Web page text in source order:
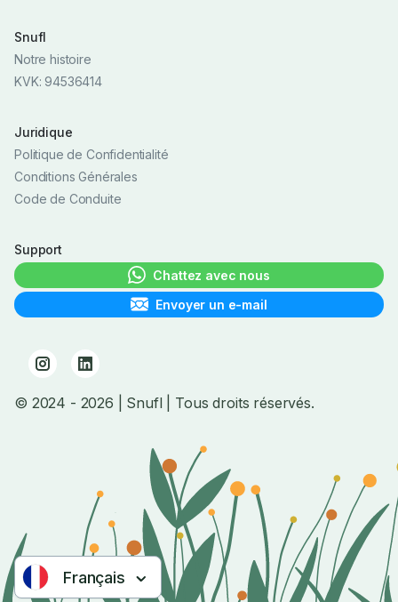
Français
Snufl
Notre histoire
KVK: 94536414
Juridique
Politique de Confidentialité
Conditions Générales
Code de Conduite
Support
Chattez avec nous
Envoyer un e-mail
© 2024 - 2026 | Snufl | Tous droits réservés.